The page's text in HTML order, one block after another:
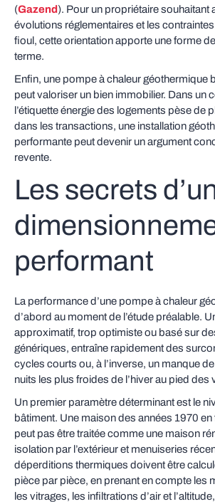
(Gazend). Pour un propriétaire souhaitant
évolutions réglementaires et les
fioul, cette orientation apporte une forme
terme.
Enfin, une pompe à chaleur géothermique
peut valoriser un bien immobilier. Dans un
l’étiquette énergie des logements pèse de
dans les transactions, une installation
performante peut devenir un argument
revente.
Les secrets
performant
La performance d’une pompe à chaleur
d’abord au moment de l’étude préalable.
approximatif, trop optimiste ou basé sur
génériques, entraîne rapidement des
cycles courts ou, à l’inverse, un manque
nuits les plus froides de l’hiver au pied des
Un premier paramètre déterminant est le
bâtiment. Une maison des années 1970
peut pas être traitée comme une maison
isolation par l’extérieur et menuiseries
déperditions thermiques doivent être
pièce par pièce, en prenant en compte les
les vitrages, les infiltrations d’air et